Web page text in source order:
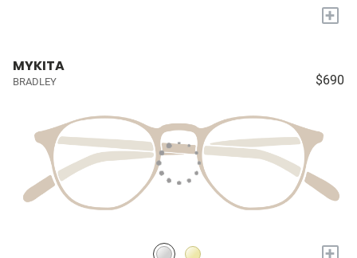
+
MYKITA
BRADLEY $690
+